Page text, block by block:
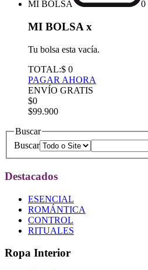
MI BOLSA 0
MI BOLSA x
Tu bolsa esta vacía.
TOTAL:$ 0
PAGAR AHORA
ENVÍO GRATIS
$0
$99.900
Buscar
Buscar
Destacados
ESENCIAL
ROMÁNTICA
CONTROL
RITUALES
Ropa Interior